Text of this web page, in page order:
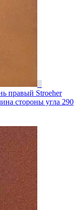
правый Stroeher
стороны угла 290